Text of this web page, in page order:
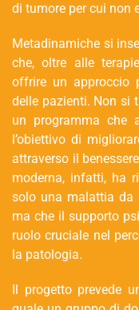
di tumore per cui non
Metadinamiche si
che, oltre alle
offrire un approccio
delle pazienti. Non si
un programma che
l’obiettivo di
attraverso il
moderna, infatti, ha
solo una malattia da
ma che il supporto
ruolo cruciale nel
la patologia.
Il progetto prevede